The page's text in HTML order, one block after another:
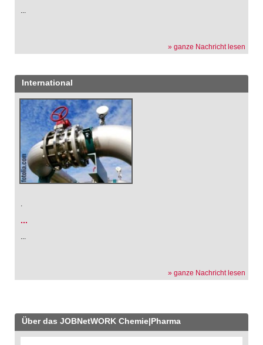
...
» ganze Nachricht lesen
International
.
...
...
» ganze Nachricht lesen
Über das JOBNetWORK Chemie|Pharma